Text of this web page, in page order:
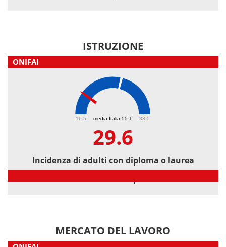
ISTRUZIONE
ONIFAI
media Italia 55.1
16.5 83.5
29.6
Incidenza di adulti con diploma o laurea
MERCATO DEL LAVORO